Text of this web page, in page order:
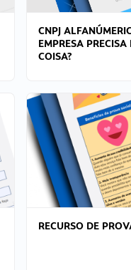
CNPJ
EMPRESA
COISA?
RECURSO DE